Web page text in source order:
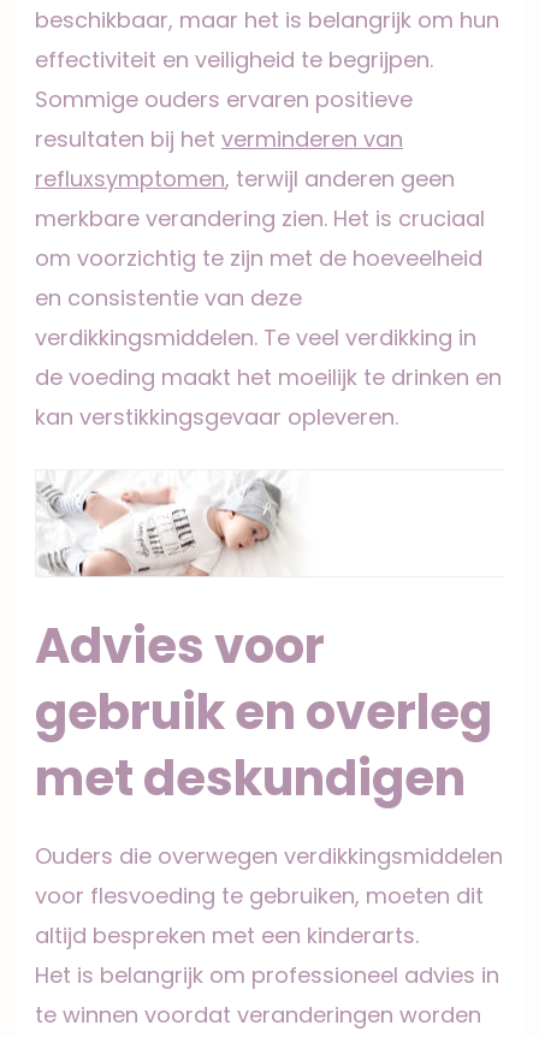
beschikbaar, maar het is belangrijk om hun
effectiviteit en veiligheid te begrijpen.
Sommige ouders ervaren positieve
resultaten bij het verminderen van
refluxsymptomen, terwijl anderen geen
merkbare verandering zien. Het is cruciaal
om voorzichtig te zijn met de hoeveelheid
en consistentie van deze
verdikkingsmiddelen. Te veel verdikking in
de voeding maakt het moeilijk te drinken en
kan verstikkingsgevaar opleveren.
Advies voor
gebruik en overleg
met deskundigen
Ouders die overwegen verdikkingsmiddelen
voor flesvoeding te gebruiken, moeten dit
altijd bespreken met een kinderarts.
Het is belangrijk om professioneel advies in
te winnen voordat veranderingen worden